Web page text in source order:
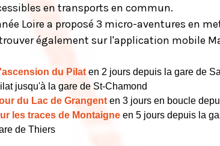
en transports en commun.
Loire a proposé 3 micro-aventures en
également sur l'application mobile Ma
du Pilat en 2 jours depuis la gare de
jusqu'à la gare de St-Chamond
du Lac de Grangent en 3 jours en boucle
les traces de Montaigneen 5 jours depuis la
de Thiers